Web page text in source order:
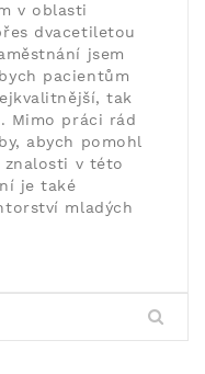
v oblasti
dvacetiletou
jsem
pacientům
tak
Mimo práci rád
abych pomohl
v této
je také
mladých